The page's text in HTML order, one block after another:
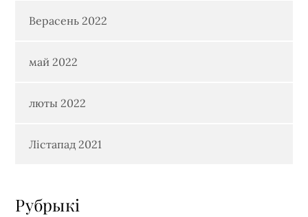
Верасень 2022
май 2022
люты 2022
Лістапад 2021
Рубрыкi